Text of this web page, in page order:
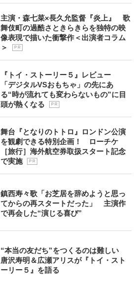
主演・森七菜×長久允監督『炎上』 歌
舞伎町の過酷さときらきらを独特の映
像表現で描いた衝撃作＜出演者コラム
＞
P R
『トイ・ストーリー５』レビュー
「デジタルVSおもちゃ」の先にあ
る“時が流れても変わらないもの”に目
頭が熱くなる
P R
舞台『となりのトトロ』ロンドン公演
を観劇できる特別企画！ ローチケ
［旅行］海外航空券取扱スタート記念
で実施
P R
鎮西寿々歌「お芝居を辞めようと思っ
てからの再スタートだった」 主演作
で再会した“演じる喜び”
“本当の友だち”をつくるのは難しい
唐沢寿明＆広瀬アリスが『トイ・スト
ーリー５』を語る